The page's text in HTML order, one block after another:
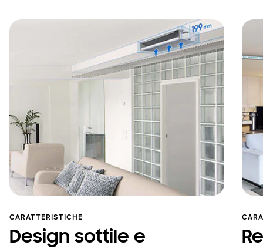
CARATTERISTICHE
Design sottile e